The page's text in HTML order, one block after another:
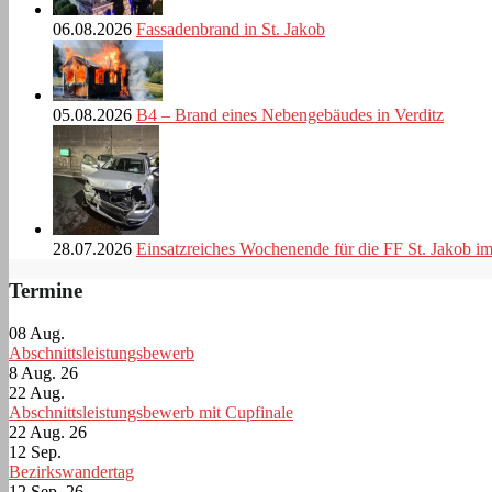
06.08.2026 Fassadenbrand in St. Jakob
05.08.2026 B4 – Brand eines Nebengebäudes in Verditz
28.07.2026 Einsatzreiches Wochenende für die FF St. Jakob
Termine
08 Aug.
Abschnittsleistungsbewerb
8 Aug. 26
22 Aug.
Abschnittsleistungsbewerb mit Cupfinale
22 Aug. 26
12 Sep.
Bezirkswandertag